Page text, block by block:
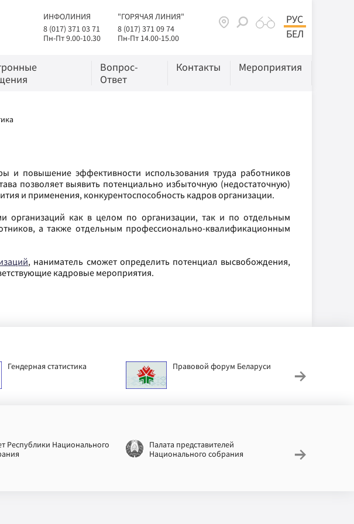
ИНФОЛИНИЯ
8 (017) 371 03 71
Пн-Пт 9.00-10.30
"ГОРЯЧАЯ ЛИНИЯ"
8 (017) 371 09 74
Пн-Пт 14.00-15.00
РУС
БЕЛ
Вопрос-
Ответ
Контакты Мероприятия
и повышение эффективности использования труда работников
позволяет выявить потенциально избыточную (недостаточную)
и применения, конкурентоспособность кадров организации.
организаций как в целом по организации, так и по отдельным
а также отдельным профессионально-квалификационным
, наниматель сможет определить потенциал высвобождения,
кадровые мероприятия.
Гендерная статистика Правовой форум Беларуси
Республики Национального
Палата представителей
Национального собрания